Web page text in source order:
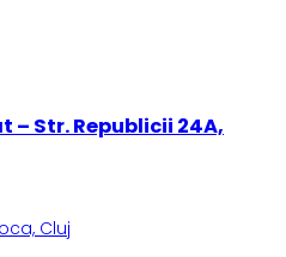
Str. Republicii 24A,
Cluj